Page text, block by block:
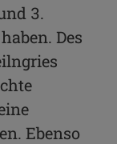
3.
Des
Ebenso